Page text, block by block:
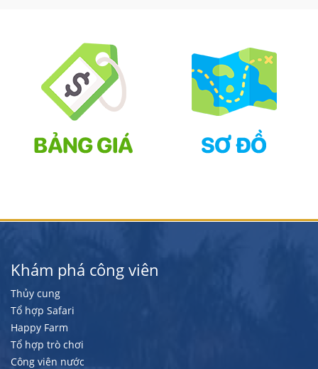
Khám phá công viên
Thủy cung
Tổ hợp Safari
Happy Farm
Tổ hợp trò chơi
Công viên nước